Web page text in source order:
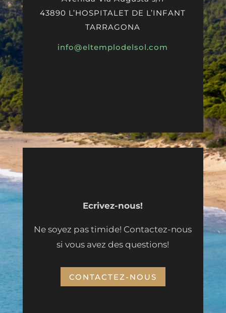
43890 L’HOSPITALET DE L’INFANT
TARRAGONA
info@eltemplodelsol.com
Ecrivez-nous!
Ne soyez pas timide! Contactez-nous
si vous avez des questions!
CONTACTEZ-NOUS